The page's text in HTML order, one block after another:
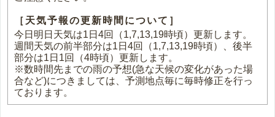
［天気予報の更新時間について］
今日明日天気は1日4回（1,7,13,19時頃）更新します。
週間天気の前半部分は1日4回（1,7,13,19時頃）、後半
部分は1日1回（4時頃）更新します。
※数時間先までの雨の予想(急な天候の変化があった場
合など)につきましては、予測地点毎に毎時修正を行っ
ております。